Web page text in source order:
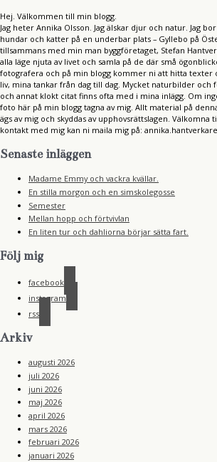
Hej. Välkommen till min blogg.
Jag heter Annika Olsson. Jag älskar djur och natur. Jag
hundar och katter på en underbar plats – Gyllebo på
tillsammans med min man byggföretaget, Stefan
alla läge njuta av livet och samla på de där små
fotografera och på min blogg kommer ni att hitta texter
liv, mina tankar från dag till dag. Mycket naturbilder och
och annat klokt citat finns ofta med i mina inlägg. Om
foto här på min blogg tagna av mig. Allt material på
ägs av mig och skyddas av upphovsrättslagen. Välkomna
kontakt med mig kan ni maila mig på:
Senaste inläggen
Madame Emmy och vackra kvällar.
En stilla morgon och en simskolegosse
Semester
Mellan hopp och förtvivlan
En liten tur och dahliorna börjar sätta fart.
Följ mig
facebook
instagram
rss
Arkiv
augusti 2026
juli 2026
juni 2026
maj 2026
april 2026
mars 2026
februari 2026
januari 2026